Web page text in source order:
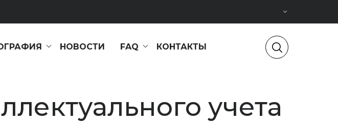
НОВОСТИ FAQ КОНТАКТЫ
учета